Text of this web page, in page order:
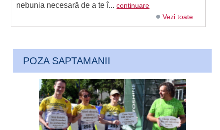
nebunia necesară de a te î...continuare
Vezi toate
POZA SAPTAMANII